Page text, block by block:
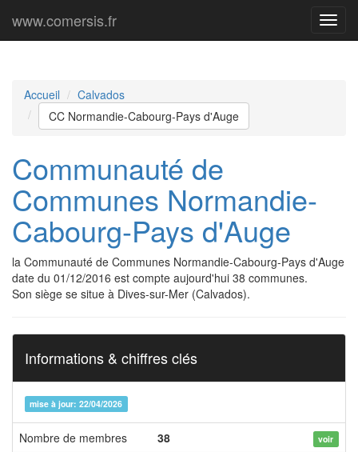
Menu
www.comersis.fr
Accueil
Calvados
CC Normandie-Cabourg-Pays d'Auge
Communauté de
Communes Normandie-
Cabourg-Pays d'Auge
la Communauté de Communes Normandie-Cabourg-Pays d'Auge
date du 01/12/2016 est compte aujourd'hui 38 communes.
Son siège se situe à Dives-sur-Mer (Calvados).
Informations & chiffres clés
mise à jour: 22/04/2026
Nombre de membres 38 voir